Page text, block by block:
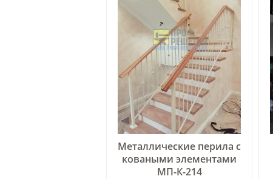
Металлические перила с
коваными элементами
МП-К-214